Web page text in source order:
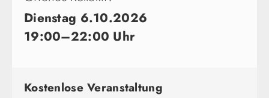
Dienstag 6.10.2026
19:00–22:00 Uhr
Kostenlose Veranstaltung